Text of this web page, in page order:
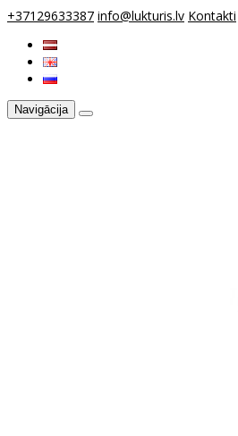
+37129633387 info@lukturis.lv Kontakti
Navigācija